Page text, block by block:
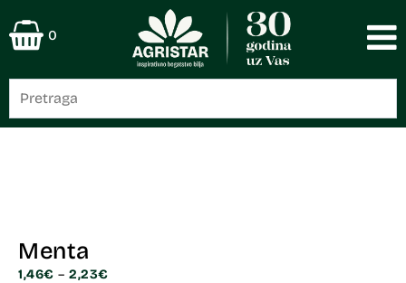
0
Menta
1,46€ – 2,23€